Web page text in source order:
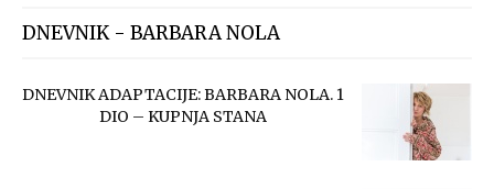
DNEVNIK - BARBARA NOLA
DNEVNIK ADAPTACIJE: BARBARA NOLA. 1
DIO – KUPNJA STANA